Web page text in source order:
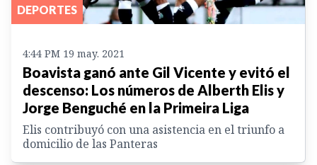
DEPORTES
4:44 PM 19 may. 2021
Boavista ganó ante Gil Vicente y evitó el
descenso: Los números de Alberth Elis y
Jorge Benguché en la Primeira Liga
Elis contribuyó con una asistencia en el triunfo a
domicilio de las Panteras